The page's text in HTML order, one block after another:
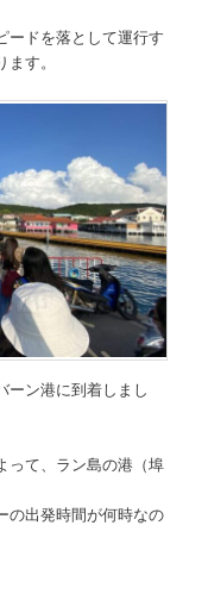
ードを落として運行す
す。
ーン港に到着しまし
って、ラン島の港（埠
の出発時間が何時なの